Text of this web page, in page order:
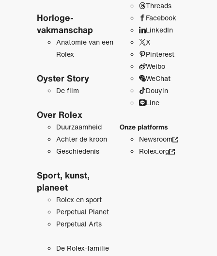
Horloge­
vakmanschap
Anatomie van een
Rolex
Oyster Story
De film
Over Rolex
Duurzaamheid
Achter de kroon
Geschiedenis
Sport, kunst,
planeet
Rolex en sport
Perpetual Planet
Perpetual Arts
De Rolex-familie
Threads
Facebook
LinkedIn
X
Pinterest
Weibo
WeChat
Douyin
Line
Onze platforms
Newsroom
Rolex.org